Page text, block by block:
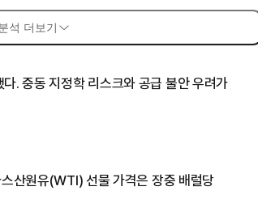
석 더보기
. 중동 지정학 리스크와 공급 불안 우려가
산원유(WTI) 선물 가격은 장중 배럴당